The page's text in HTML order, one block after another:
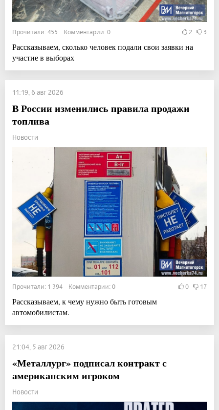
Прочитали: 455 Комментарии: 0 2 3
Рассказываем, сколько человек подали свои заявки на
участие в выборах
11:19, 6 авг 2026
В России изменились правила продажи
топлива
Новости
Прочитали: 1 394 Комментарии: 0 0 17
Рассказываем, к чему нужно быть готовым
автомобилистам.
21:04, 5 авг 2026
«Металлург» подписал контракт с
американским игроком
Новости